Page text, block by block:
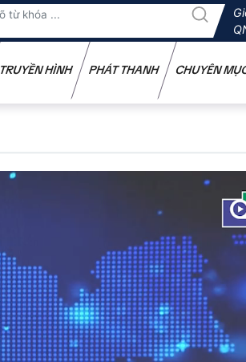
TRUYỀN HÌNH PHÁT THANH CHUYÊN